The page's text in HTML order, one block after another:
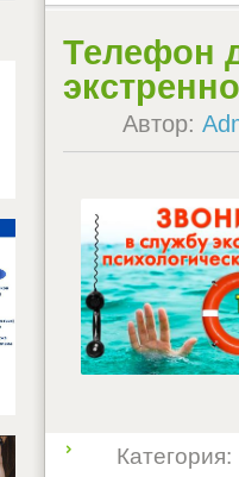
Телефон
Автор:
Категория: